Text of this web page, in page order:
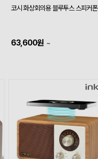
코시 화상회의용 블루투스 스피커폰
63,600원 ~